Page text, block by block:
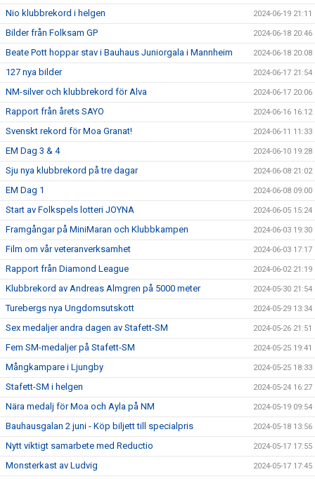
Nio klubbrekord i helgen 2024-06-19 21:11
Bilder från Folksam GP 2024-06-18 20:46
Beate Pott hoppar stav i Bauhaus Juniorgala i Mannheim 2024-06-18 20:08
127 nya bilder 2024-06-17 21:54
NM-silver och klubbrekord för Alva 2024-06-17 20:06
Rapport från årets SAYO 2024-06-16 16:12
Svenskt rekord för Moa Granat! 2024-06-11 11:33
EM Dag 3 & 4 2024-06-10 19:28
Sju nya klubbrekord på tre dagar 2024-06-08 21:02
EM Dag 1 2024-06-08 09:00
Start av Folkspels lotteri JOYNA 2024-06-05 15:24
Framgångar på MiniMaran och Klubbkampen 2024-06-03 19:30
Film om vår veteranverksamhet 2024-06-03 17:17
Rapport från Diamond League 2024-06-02 21:19
Klubbrekord av Andreas Almgren på 5000 meter 2024-05-30 21:54
Turebergs nya Ungdomsutskott 2024-05-29 13:34
Sex medaljer andra dagen av Stafett-SM 2024-05-26 21:51
Fem SM-medaljer på Stafett-SM 2024-05-25 19:41
Mångkampare i Ljungby 2024-05-25 18:33
Stafett-SM i helgen 2024-05-24 16:27
Nära medalj för Moa och Ayla på NM 2024-05-19 09:54
Bauhausgalan 2 juni - Köp biljett till specialpris 2024-05-18 13:56
Nytt viktigt samarbete med Reductio 2024-05-17 17:55
Monsterkast av Ludvig 2024-05-17 17:45